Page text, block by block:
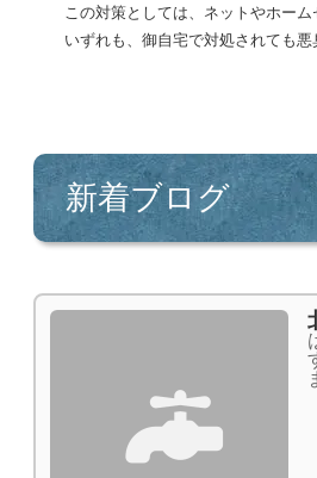
この対策としては、ネットやホー
いずれも、御自宅で対処されても
新着ブログ